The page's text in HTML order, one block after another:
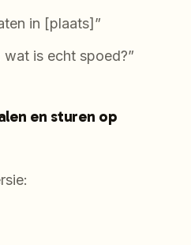
in [plaats]”
wat is echt spoed?”
en sturen op